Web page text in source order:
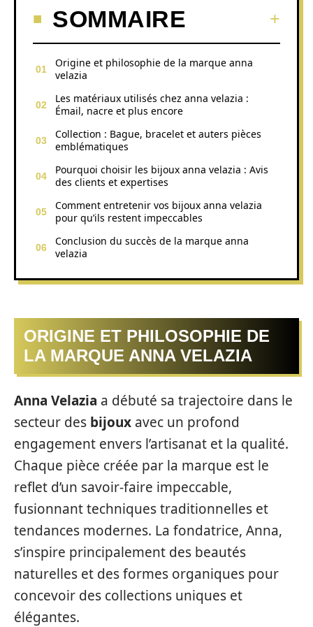
SOMMAIRE
Origine et philosophie de la marque anna
velazia
Les matériaux utilisés chez anna velazia :
Émail, nacre et plus encore
Collection : Bague, bracelet et auters pièces
emblématiques
Pourquoi choisir les bijoux anna velazia : Avis
des clients et expertises
Comment entretenir vos bijoux anna velazia
pour qu’ils restent impeccables
Conclusion du succès de la marque anna
velazia
ORIGINE ET PHILOSOPHIE DE
LA MARQUE ANNA VELAZIA
Anna Velazia a débuté sa trajectoire dans le
secteur des bijoux avec un profond
engagement envers l’artisanat et la qualité.
Chaque pièce créée par la marque est le
reflet d’un savoir-faire impeccable,
fusionnant techniques traditionnelles et
tendances modernes. La fondatrice, Anna,
s’inspire principalement des beautés
naturelles et des formes organiques pour
concevoir des collections uniques et
élégantes.